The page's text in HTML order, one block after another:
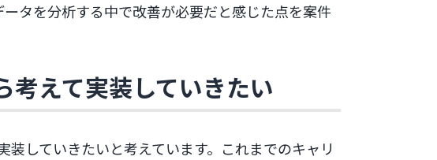
タを分析する中で改善が必要だと感じた点を案件
考えて実装していきたい
していきたいと考えています。これまでのキャリ